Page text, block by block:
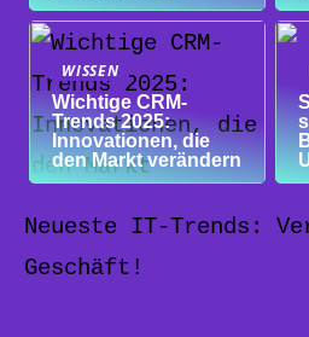
WISSEN
Wichtige CRM-
Trends 2025:
Innovationen, die
den Markt verändern
Neueste IT-Trends:
Geschäft!